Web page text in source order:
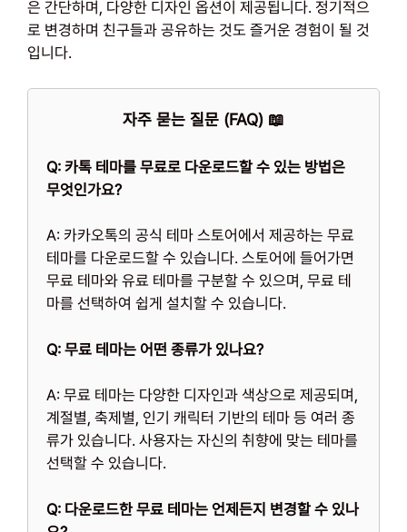
은 간단하며, 다양한 디자인 옵션이 제공됩니다. 정기적으
로 변경하며 친구들과 공유하는 것도 즐거운 경험이 될 것
입니다.
자주 묻는 질문 (FAQ) 📖
Q: 카톡 테마를 무료로 다운로드할 수 있는 방법은
무엇인가요?
A: 카카오톡의 공식 테마 스토어에서 제공하는 무료
테마를 다운로드할 수 있습니다. 스토어에 들어가면
무료 테마와 유료 테마를 구분할 수 있으며, 무료 테
마를 선택하여 쉽게 설치할 수 있습니다.
Q: 무료 테마는 어떤 종류가 있나요?
A: 무료 테마는 다양한 디자인과 색상으로 제공되며,
계절별, 축제별, 인기 캐릭터 기반의 테마 등 여러 종
류가 있습니다. 사용자는 자신의 취향에 맞는 테마를
선택할 수 있습니다.
Q: 다운로드한 무료 테마는 언제든지 변경할 수 있나